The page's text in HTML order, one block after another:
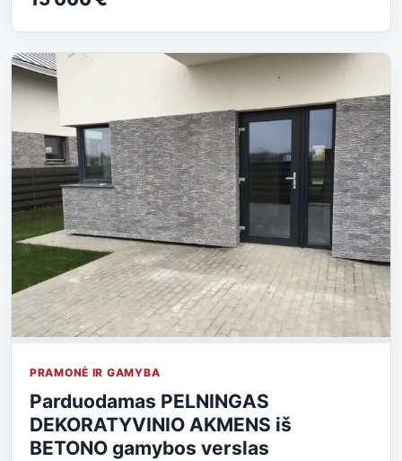
PRAMONĖ IR GAMYBA
Parduodamas PELNINGAS
DEKORATYVINIO AKMENS iš
BETONO gamybos verslas